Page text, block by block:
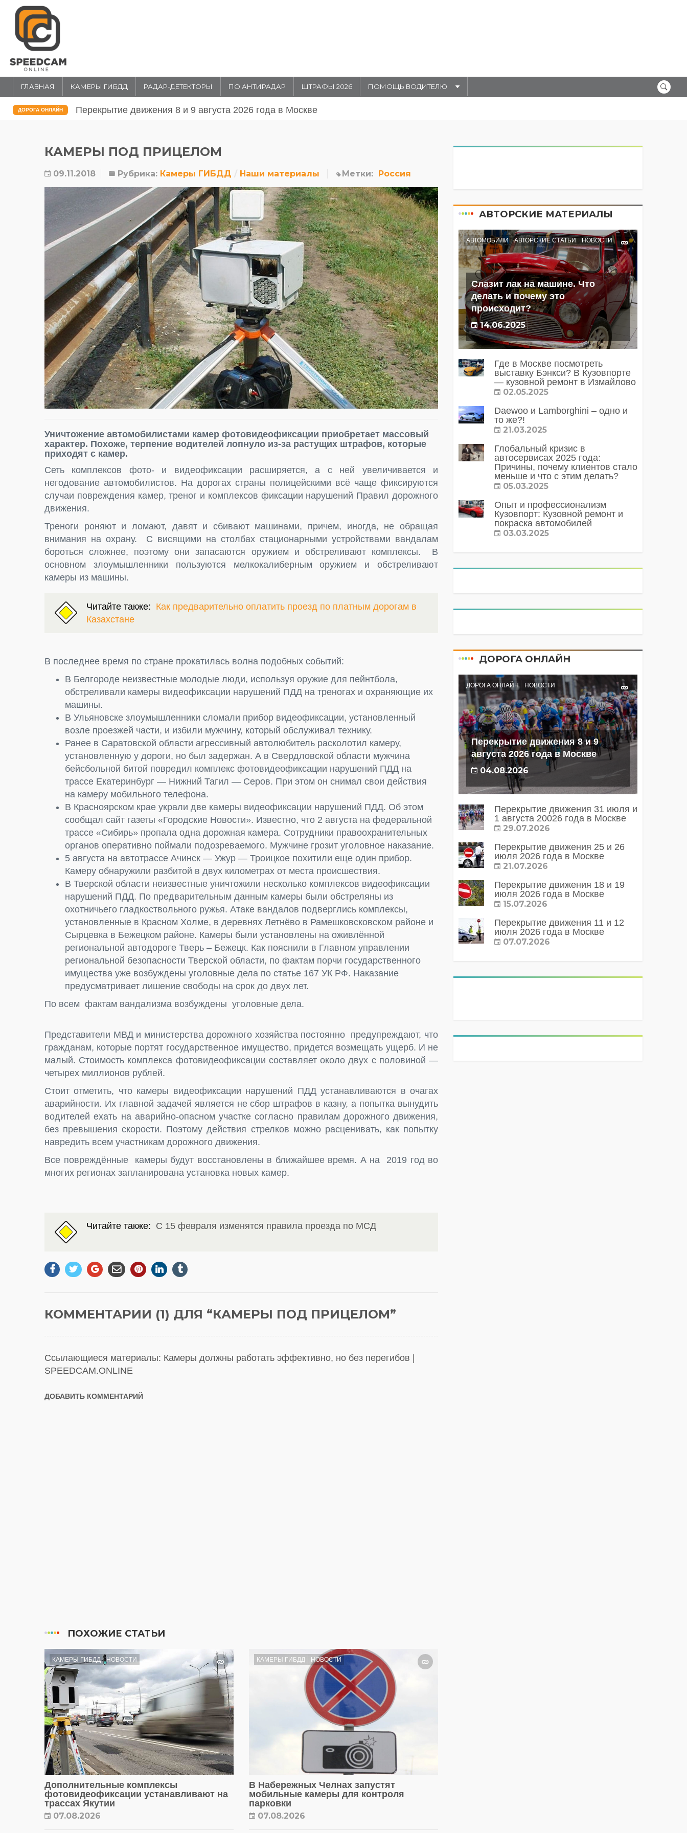
ГЛАВНАЯ КАМЕРЫ ГИБДД РАДАР-ДЕТЕКТОРЫ ПО АНТИРАДАР ШТРАФЫ 2026 ПОМОЩЬ ВОДИТЕЛЮ
ДОРОГА ОНЛАЙН Перекрытие движения 31 июля и 1 августа 20026 года в Москве
КАМЕРЫ ПОД ПРИЦЕЛОМ
09.11.2018 Рубрика: Камеры ГИБДД Наши материалы Метки: Россия
Уничтожение автомобилистами камер фотовидеофиксации приобретает массовый
характер. Похоже, терпение водителей лопнуло из-за растущих штрафов, которые
приходят с камер.
Сеть комплексов фото- и видеофиксации расширяется, а с ней увеличивается и
негодование автомобилистов. На дорогах страны полицейскими всё чаще фиксируются
случаи повреждения камер, треног и комплексов фиксации нарушений Правил дорожного
движения.
Треноги роняют и ломают, давят и сбивают машинами, причем, иногда, не обращая
внимания на охрану. С висящими на столбах стационарными устройствами вандалам
бороться сложнее, поэтому они запасаются оружием и обстреливают комплексы. В
основном злоумышленники пользуются мелкокалиберным оружием и обстреливают
камеры из машины.
Читайте также: Как предварительно оплатить проезд по платным дорогам в
Казахстане
В последнее время по стране прокатилась волна подобных событий:
В Белгороде неизвестные молодые люди, используя оружие для пейнтбола,
обстреливали камеры видеофиксации нарушений ПДД на треногах и охраняющие их
машины.
В Ульяновске злоумышленники сломали прибор видеофиксации, установленный
возле проезжей части, и избили мужчину, который обслуживал технику.
Ранее в Саратовской области агрессивный автолюбитель расколотил камеру,
установленную у дороги, но был задержан. А в Свердловской области мужчина
бейсбольной битой повредил комплекс фотовидеофиксации нарушений ПДД на
трассе Екатеринбург — Нижний Тагил — Серов. При этом он снимал свои действия
на камеру мобильного телефона.
В Красноярском крае украли две камеры видеофиксации нарушений ПДД. Об этом
сообщал сайт газеты «Городские Новости». Известно, что 2 августа на федеральной
трассе «Сибирь» пропала одна дорожная камера. Сотрудники правоохранительных
органов оперативно поймали подозреваемого. Мужчине грозит уголовное наказание.
5 августа на автотрассе Ачинск — Ужур — Троицкое похитили еще один прибор.
Камеру обнаружили разбитой в двух километрах от места происшествия.
В Тверской области неизвестные уничтожили несколько комплексов видеофиксации
нарушений ПДД. По предварительным данным камеры были обстреляны из
охотничьего гладкоствольного ружья. Атаке вандалов подверглись комплексы,
установленные в Красном Холме, в деревнях Летнёво в Рамешковсковском районе и
Сырцевка в Бежецком районе. Камеры были установлены на оживлённой
региональной автодороге Тверь – Бежецк. Как пояснили в Главном управлении
региональной безопасности Тверской области, по фактам порчи государственного
имущества уже возбуждены уголовные дела по статье 167 УК РФ. Наказание
предусматривает лишение свободы на срок до двух лет.
По всем фактам вандализма возбуждены уголовные дела.
Представители МВД и министерства дорожного хозяйства постоянно предупреждают, что
гражданам, которые портят государственное имущество, придется возмещать ущерб. И не
малый. Стоимость комплекса фотовидеофиксации составляет около двух с половиной —
четырех миллионов рублей.
Стоит отметить, что камеры видеофиксации нарушений ПДД устанавливаются в очагах
аварийности. Их главной задачей является не сбор штрафов в казну, а попытка вынудить
водителей ехать на аварийно-опасном участке согласно правилам дорожного движения,
без превышения скорости. Поэтому действия стрелков можно расценивать, как попытку
навредить всем участникам дорожного движения.
Все повреждённые камеры будут восстановлены в ближайшее время. А на 2019 год во
многих регионах запланирована установка новых камер.
Читайте также: С 15 февраля изменятся правила проезда по МСД
КОММЕНТАРИИ (1) ДЛЯ “КАМЕРЫ ПОД ПРИЦЕЛОМ”
Ссылающиеся материалы: Камеры должны работать эффективно, но без перегибов |
SPEEDCAM.ONLINE
ДОБАВИТЬ КОММЕНТАРИЙ
ПОХОЖИЕ СТАТЬИ
КАМЕРЫ ГИБДД НОВОСТИ
Дополнительные комплексы
фотовидеофиксации устанавливают на
трассах Якутии
07.08.2026
КАМЕРЫ ГИБДД НОВОСТИ
В Набережных Челнах запустят
мобильные камеры для контроля
парковки
07.08.2026
АВТОРСКИЕ МАТЕРИАЛЫ
АВТОМОБИЛИ АВТОРСКИЕ СТАТЬИ НОВОСТИ
Слазит лак на машине. Что
делать и почему это
происходит?
14.06.2025
Где в Москве посмотреть
выставку Бэнкси? В Кузовпорте
— кузовной ремонт в Измайлово
02.05.2025
Daewoo и Lamborghini – одно и
то же?!
21.03.2025
Глобальный кризис в
автосервисах 2025 года:
Причины, почему клиентов стало
меньше и что с этим делать?
05.03.2025
Опыт и профессионализм
Кузовпорт: Кузовной ремонт и
покраска автомобилей
03.03.2025
ДОРОГА ОНЛАЙН
ДОРОГА ОНЛАЙН НОВОСТИ
Перекрытие движения 8 и 9
августа 2026 года в Москве
04.08.2026
Перекрытие движения 31 июля и
1 августа 20026 года в Москве
29.07.2026
Перекрытие движения 25 и 26
июля 2026 года в Москве
21.07.2026
Перекрытие движения 18 и 19
июля 2026 года в Москве
15.07.2026
Перекрытие движения 11 и 12
июля 2026 года в Москве
07.07.2026